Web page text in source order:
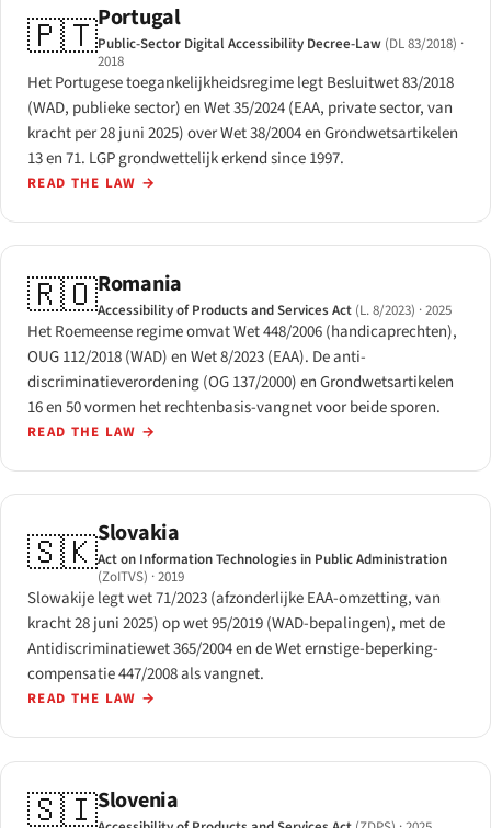
🇵🇹Portugal
Public-Sector Digital Accessibility Decree-Law (DL 83/2018) ·
2018
Het Portugese toegankelijkheidsregime legt Besluitwet 83/2018
(WAD, publieke sector) en Wet 35/2024 (EAA, private sector, van
kracht per 28 juni 2025) over Wet 38/2004 en Grondwetsartikelen
13 en 71. LGP grondwettelijk erkend since 1997.
READ THE LAW →
🇷🇴Romania
Accessibility of Products and Services Act (L. 8/2023) · 2025
Het Roemeense regime omvat Wet 448/2006 (handicaprechten),
OUG 112/2018 (WAD) en Wet 8/2023 (EAA). De anti-
discriminatieverordening (OG 137/2000) en Grondwetsartikelen
16 en 50 vormen het rechtenbasis-vangnet voor beide sporen.
READ THE LAW →
🇸🇰Slovakia
Act on Information Technologies in Public Administration
(ZoITVS) · 2019
Slowakije legt wet 71/2023 (afzonderlijke EAA-omzetting, van
kracht 28 juni 2025) op wet 95/2019 (WAD-bepalingen), met de
Antidiscriminatiewet 365/2004 en de Wet ernstige-beperking-
compensatie 447/2008 als vangnet.
READ THE LAW →
🇸🇮Slovenia